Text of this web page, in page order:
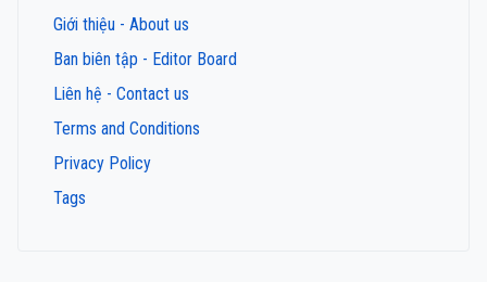
Giới thiệu - About us
Ban biên tập - Editor Board
Liên hệ - Contact us
Terms and Conditions
Privacy Policy
Tags